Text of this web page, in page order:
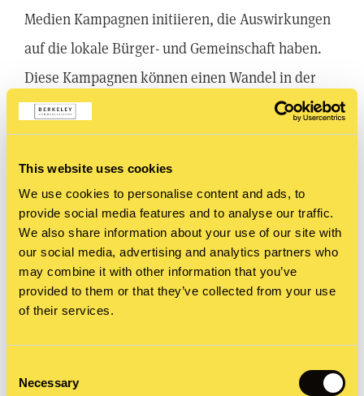
This website uses cookies
We use cookies to personalise content and ads, to
provide social media features and to analyse our traffic.
We also share information about your use of our site with
our social media, advertising and analytics partners who
may combine it with other information that you’ve
provided to them or that they’ve collected from your use
of their services.
Selection
Necessary
Medien Kampagnen initiieren, die Auswirkungen
auf die lokale Bürger- und Gemeinschaft haben.
Diese Kampagnen können einen Wandel in der
Region bewirken, indem sie die Interessen der
Gemeinschaft widerspiegeln (z.B. zum Thema
Umweltschutz, Straßenbau, Gewerbeansiedlung
etc.) und als Plattform für deren Sichtbarmachung
und Schutz dienen. Diese Fähigkeit zur
Darstellung und Beeinflussung von Meinungen
und Maßnahmen ist einzigartig für die
Lokalpresse und unterstreicht ihre Bedeutung im
Ökosystem der Öffentlichkeitsarbeit.